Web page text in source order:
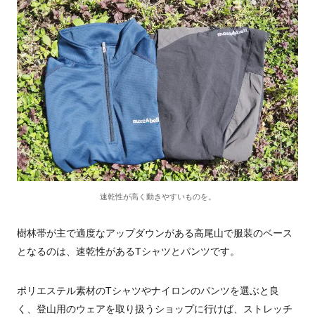
速乾性が高く動きやすいものを。
樹林帯が主で適度なアップダウンがある高尾山で服装のベース
となるのは、速乾性があるTシャツとパンツです。
ポリエステル素材のTシャツやナイロンのパンツを選ぶと良
く、登山用のウェアを取り扱うショップに行けば、ストレッチ